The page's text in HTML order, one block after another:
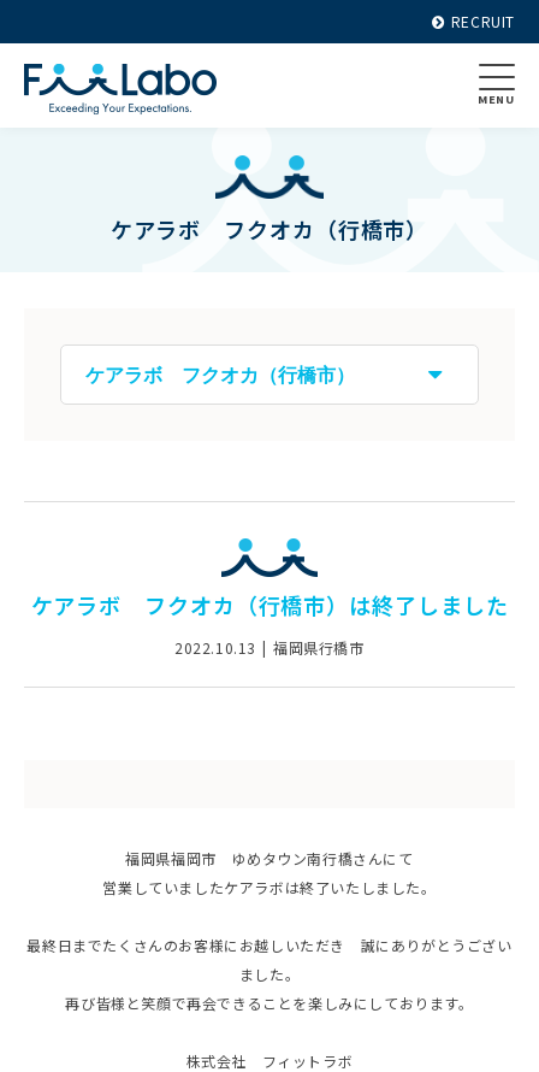
RECRUIT
MENU
ケアラボ フクオカ（行橋市）
ケアラボ フクオカ（行橋市）は終了しました
2022.10.13 福岡県行橋市
福岡県福岡市 ゆめタウン南行橋さんにて
営業していましたケアラボは終了いたしました。
最終日までたくさんのお客様にお越しいただき 誠にありがとうござい
ました。
再び皆様と笑顔で再会できることを楽しみにしております。
株式会社 フィットラボ